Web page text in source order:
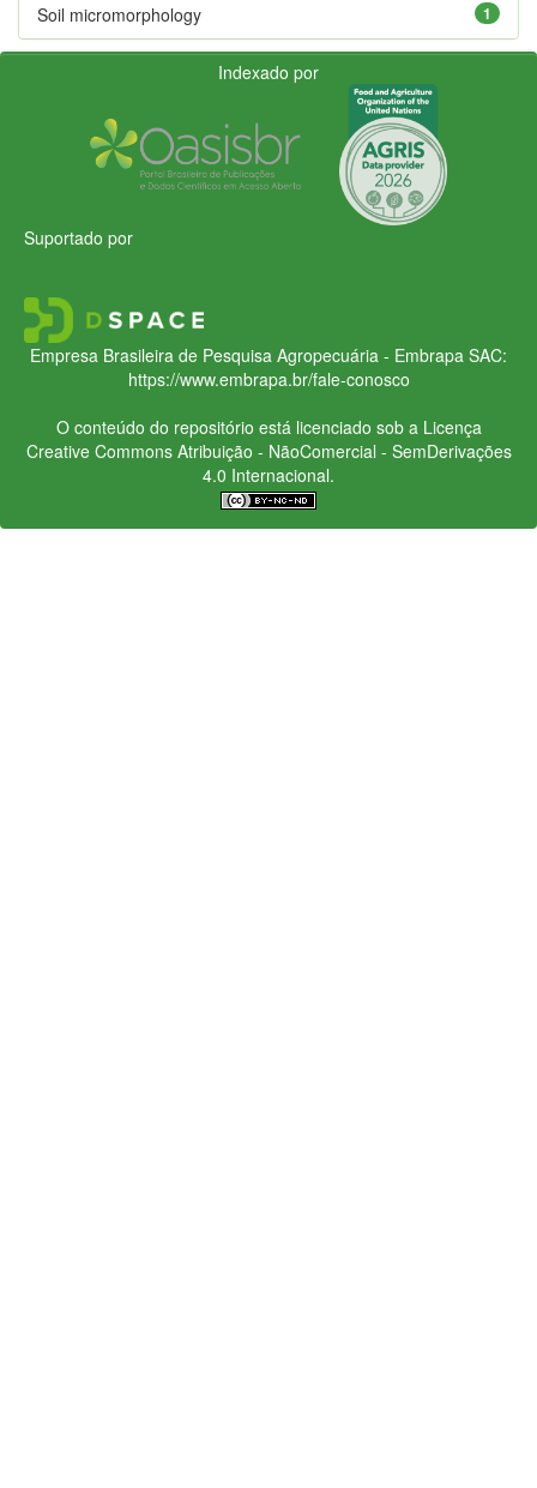
1
Soil micromorphology
Indexado por
Suportado por
Empresa Brasileira de Pesquisa Agropecuária - Embrapa SAC:
https://www.embrapa.br/fale-conosco
O conteúdo do repositório está licenciado sob a Licença
Creative CommonsAtribuição - NãoComercial - SemDerivações
4.0 Internacional.